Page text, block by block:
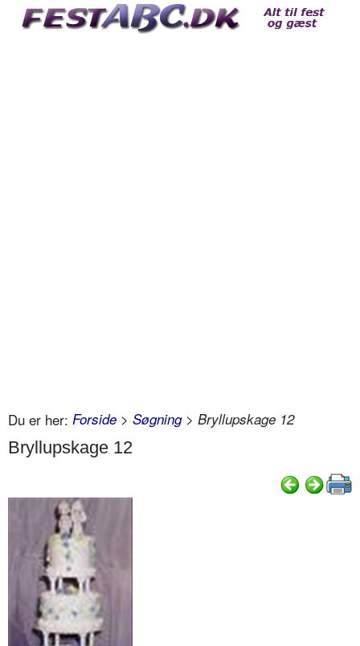
Du er her: Forside > Søgning> Bryllupskage 12
Bryllupskage 12